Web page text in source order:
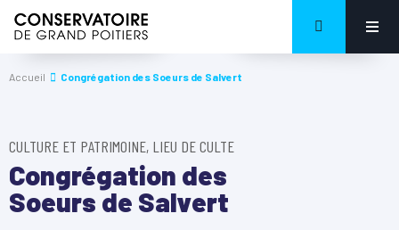
Accueil Congrégation des Soeurs de Salvert
CULTURE ET PATRIMOINE, LIEU DE CULTE
Congrégation des
Soeurs de Salvert